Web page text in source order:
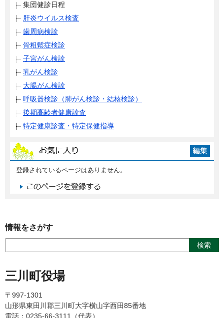
集団健診日程
肝炎ウイルス検査
歯周病検診
骨粗鬆症検診
子宮がん検診
乳がん検診
大腸がん検診
呼吸器検診（肺がん検診・結核検診）
後期高齢者健康診査
特定健康診査・特定保健指導
登録されているページはありません。
情報をさがす
三川町役場
〒997-1301
山形県東田川郡三川町大字横山字西田85番地
電話：0235-66-3111（代表）